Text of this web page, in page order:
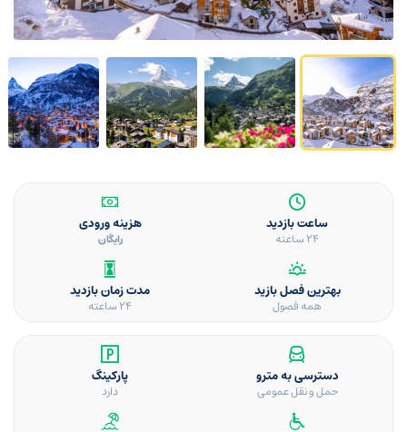
ساعت بازدید
۲۴ ساعته
هزینه ورودی
رایگان
بهترین فصل بازید
همه فصول
مدت زمان بازدید
24 ساعته
دسترسی به مترو
حمل و نقل عمومی
پارکینگ
دارد